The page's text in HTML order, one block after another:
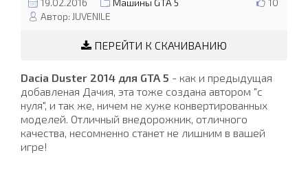
10
19.02.2016
Машины GTA 5
Автор: JUVENILE
ПЕРЕЙТИ К СКАЧИВАНИЮ
Dacia Duster 2014 для GTA 5 - как и предыдущая
добавленая Дачия, эта тоже создана автором "с
нуля", и так же, ничем не хуже конвертированных
моделей. Отличный внедорожник, отличного
качества, несомненно станет не лишним в вашей
игре!